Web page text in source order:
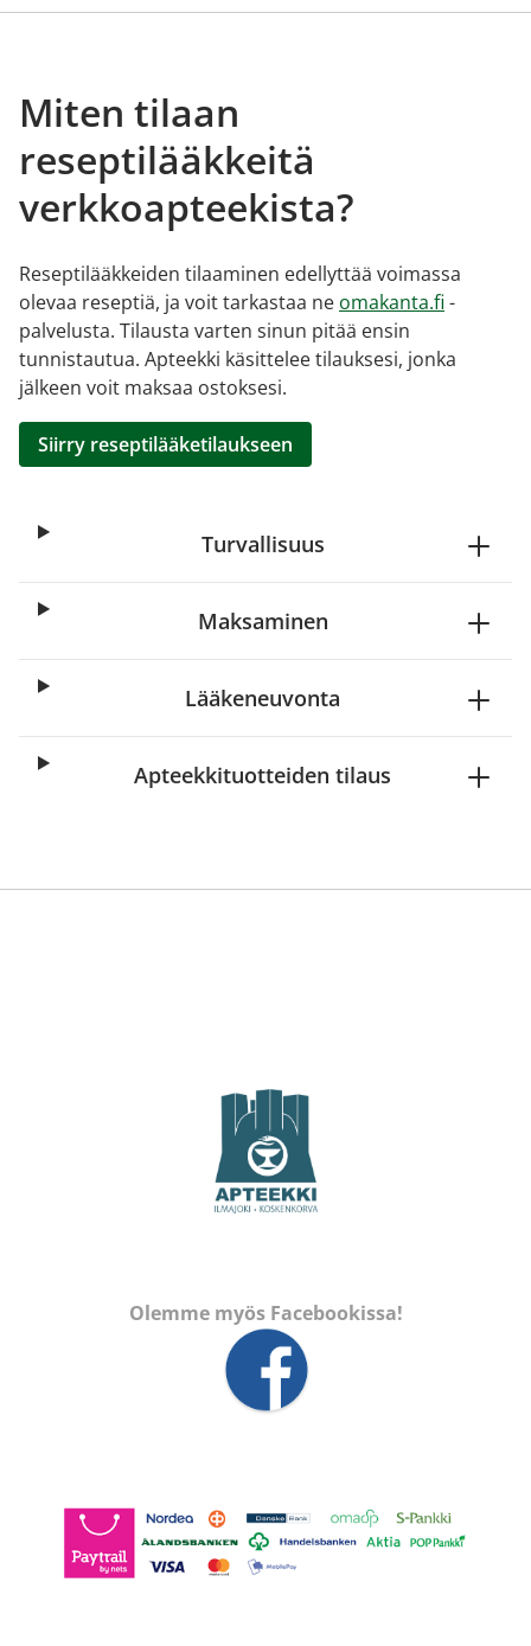
Miten tilaan
reseptilääkkeitä
verkkoapteekista?
Reseptilääkkeiden tilaaminen edellyttää voimassa
olevaa reseptiä, ja voit tarkastaa ne omakanta.fi -
palvelusta. Tilausta varten sinun pitää ensin
tunnistautua. Apteekki käsittelee tilauksesi, jonka
jälkeen voit maksaa ostoksesi.
Siirry reseptilääketilaukseen
Turvallisuus
Maksaminen
Lääkeneuvonta
Apteekkituotteiden tilaus
Olemme myös Facebookissa!